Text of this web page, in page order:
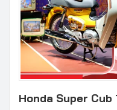
Honda Super